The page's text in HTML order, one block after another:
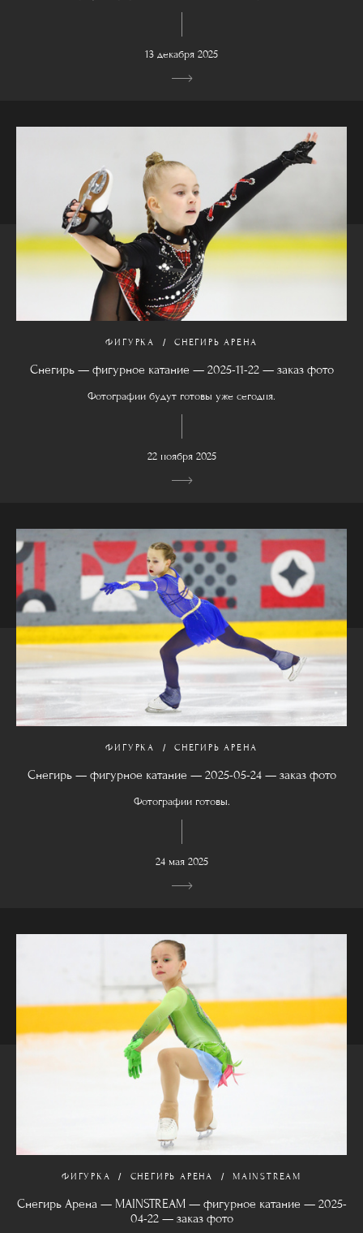
13 декабря 2025
ФИГУРКА СНЕГИРЬ АРЕНА
Снегирь — фигурное катание — 2025-11-22 — заказ фото
Фотографии будут готовы уже сегодня.
22 ноября 2025
ФИГУРКА СНЕГИРЬ АРЕНА
Снегирь — фигурное катание — 2025-05-24 — заказ фото
Фотографии готовы.
24 мая 2025
ФИГУРКА СНЕГИРЬ АРЕНА MAINSTREAM
Снегирь Арена — MAINSTREAM — фигурное катание — 2025-
04-22 — заказ фото